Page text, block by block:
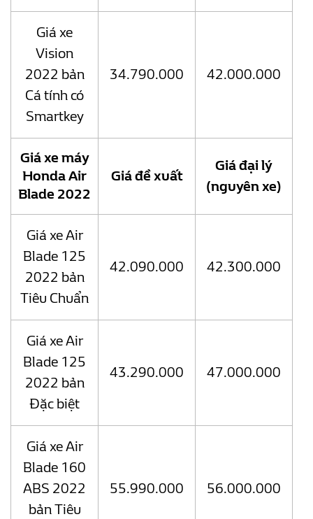
Giá xe
Vision
2022 bản
Cá tính có
Smartkey
34.790.000 42.000.000
Giá xe máy
Honda Air
Blade 2022
Giá đề xuất
Giá đại lý
(nguyên xe)
Giá xe Air
Blade 125
2022 bản
Tiêu Chuẩn
42.090.000 42.300.000
Giá xe Air
Blade 125
2022 bản
Đặc biệt
43.290.000 47.000.000
Giá xe Air
Blade 160
ABS 2022
bản Tiêu
55.990.000 56.000.000